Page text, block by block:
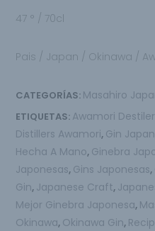
47 ° / 70cl
Pais / Japan / Okinawa /
CATEGORÍAS: Masahiro
ETIQUETAS: Awamori
Distillers Awamori, Gin Japan
Hecha A Mano, Ginebra
Japonesas, Gins Japonesas,
Gin, Japanese Craft,
Mejor Ginebra Japonesa,
Okinawa, Okinawa Gin,